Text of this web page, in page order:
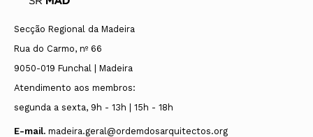
Secção Regional da Madeira
Rua do Carmo, nº 66
9050-019 Funchal | Madeira
Atendimento aos membros:
segunda a sexta, 9h - 13h | 15h - 18h
E-mail. madeira.geral@ordemdosarquitectos.org